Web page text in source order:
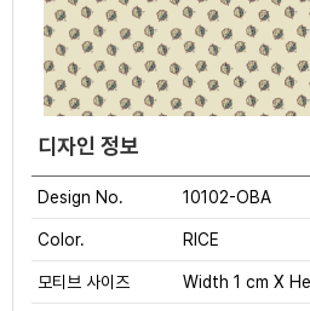
디자인 정보
Design No. 10102-OBA
Color. RICE
모티브 사이즈 Width 1 cm X